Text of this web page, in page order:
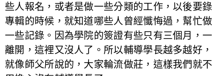
些人報名，或者是做一些分類的工作，以後要錄
專輯的時候，就知道哪些人曾經懺悔過，幫忙做
一些記錄。因為學院的簽證有些只有三個月，一
離開，這裡又沒人了。所以輔導學長越多越好，
就像師父所說的，大家輪流做莊，這樣我們就不